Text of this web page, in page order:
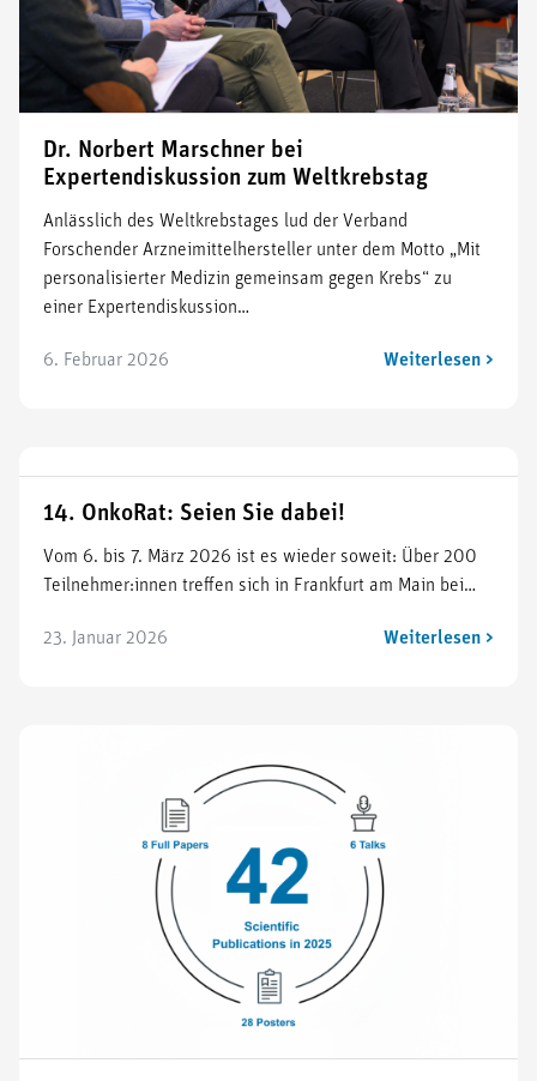
Dr. Norbert Marschner bei
Expertendiskussion zum Weltkrebstag
Anlässlich des Weltkrebstages lud der Verband
Forschender Arzneimittelhersteller unter dem Motto „Mit
personalisierter Medizin gemeinsam gegen Krebs“ zu
einer Expertendiskussion…
6. Februar 2026 Weiterlesen >
14. OnkoRat: Seien Sie dabei!
Vom 6. bis 7. März 2026 ist es wieder soweit: Über 200
Teilnehmer:innen treffen sich in Frankfurt am Main bei…
23. Januar 2026 Weiterlesen >